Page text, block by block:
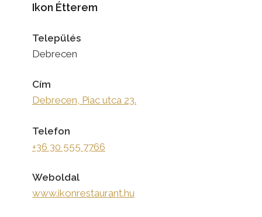
Ikon Étterem
Település
Debrecen
Cím
Debrecen, Piac utca 23.
Telefon
+36 30 555 7766
Weboldal
www.ikonrestaurant.hu